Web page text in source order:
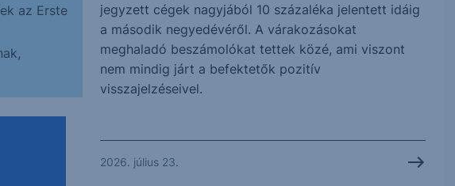
az Erste
jegyzett cégek nagyjából 10 százaléka jelentett idáig
a második negyedévéről. A várakozásokat
meghaladó beszámolókat tettek közé, ami viszont
nem mindig járt a befektetők pozitív
visszajelzéseivel.
2026. július 23.